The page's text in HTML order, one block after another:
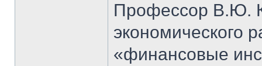
Профессор В.Ю.
экономического
«финансовые